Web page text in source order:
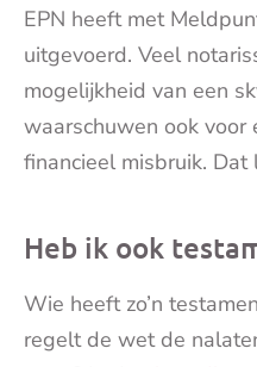
EPN heeft met
uitgevoerd. Veel
mogelijkheid van een
waarschuwen ook voor
financieel misbruik. Dat
Heb ik ook
Wie heeft zo’n
regelt de wet de